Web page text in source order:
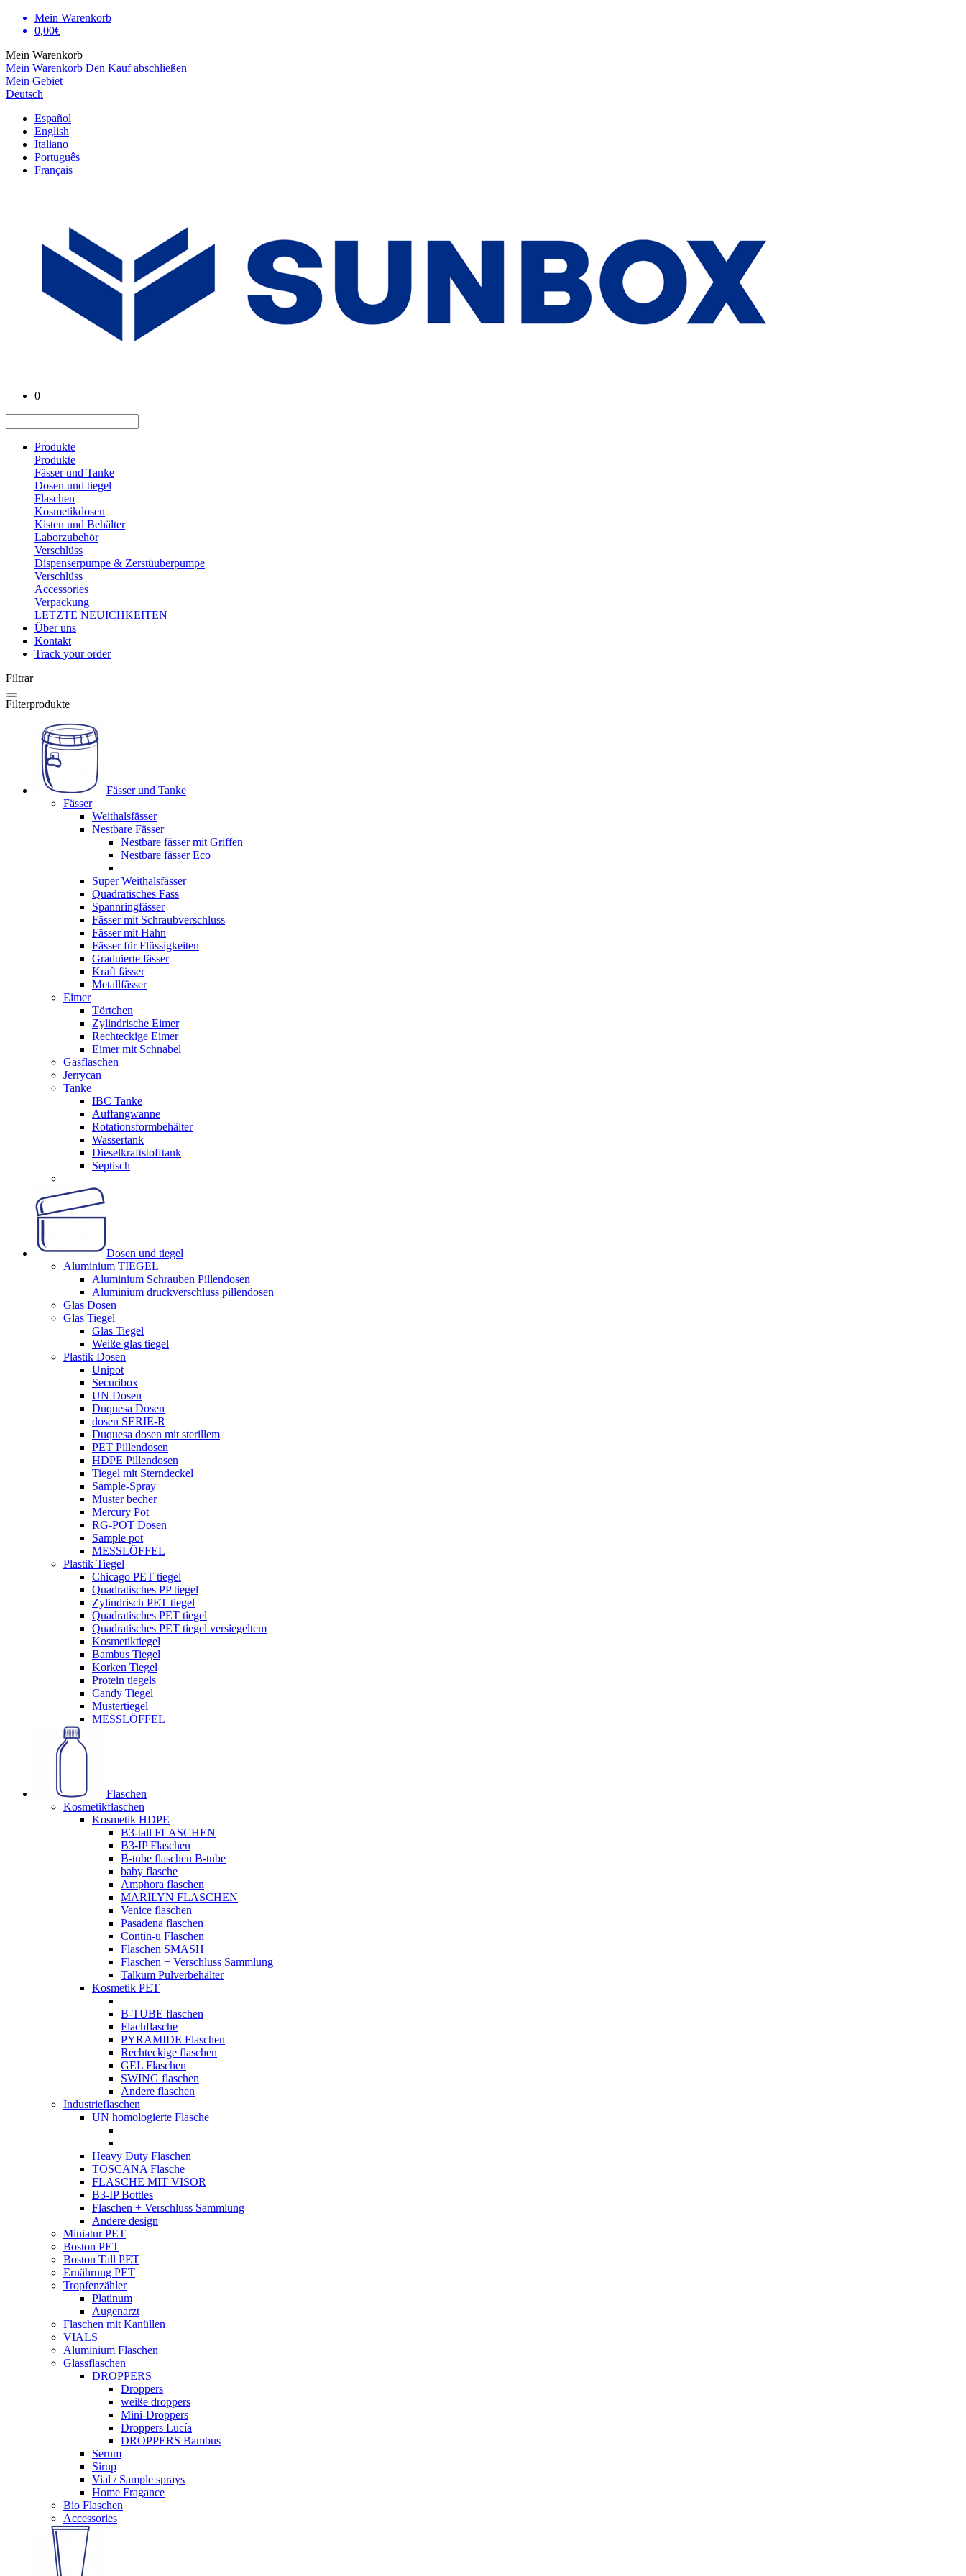
Mein Warenkorb
0,00€
Mein Warenkorb
Mein Warenkorb Den Kauf abschließen
Mein Gebiet
Deutsch
Español
English
Italiano
Português
Français
0
Produkte
Produkte
Fässer und Tanke
Dosen und tiegel
Flaschen
Kosmetikdosen
Kisten und Behälter
Laborzubehör
Verschlüss
Dispenserpumpe & Zerstüuberpumpe
Verschlüss
Accessories
Verpackung
LETZTE NEUICHKEITEN
Über uns
Kontakt
Track your order
Filtrar
Filterprodukte
Fässer und Tanke
Fässer
Weithalsfässer
Nestbare Fässer
Nestbare fässer mit Griffen
Nestbare fässer Eco
Super Weithalsfässer
Quadratisches Fass
Spannringfässer
Fässer mit Schraubverschluss
Fässer mit Hahn
Fässer für Flüssigkeiten
Graduierte fässer
Kraft fässer
Metallfässer
Eimer
Törtchen
Zylindrische Eimer
Rechteckige Eimer
Eimer mit Schnabel
Gasflaschen
Jerrycan
Tanke
IBC Tanke
Auffangwanne
Rotationsformbehälter
Wassertank
Dieselkraftstofftank
Septisch
Dosen und tiegel
Aluminium TIEGEL
Aluminium Schrauben Pillendosen
Aluminium druckverschluss pillendosen
Glas Dosen
Glas Tiegel
Glas Tiegel
Weiße glas tiegel
Plastik Dosen
Unipot
Securibox
UN Dosen
Duquesa Dosen
dosen SERIE-R
Duquesa dosen mit sterillem
PET Pillendosen
HDPE Pillendosen
Tiegel mit Sterndeckel
Sample-Spray
Muster becher
Mercury Pot
RG-POT Dosen
Sample pot
MESSLÖFFEL
Plastik Tiegel
Chicago PET tiegel
Quadratisches PP tiegel
Zylindrisch PET tiegel
Quadratisches PET tiegel
Quadratisches PET tiegel versiegeltem
Kosmetiktiegel
Bambus Tiegel
Korken Tiegel
Protein tiegels
Candy Tiegel
Mustertiegel
MESSLÖFFEL
Flaschen
Kosmetikflaschen
Kosmetik HDPE
B3-tall FLASCHEN
B3-IP Flaschen
B-tube flaschen B-tube
baby flasche
Amphora flaschen
MARILYN FLASCHEN
Venice flaschen
Pasadena flaschen
Contin-u Flaschen
Flaschen SMASH
Flaschen + Verschluss Sammlung
Talkum Pulverbehälter
Kosmetik PET
B-TUBE flaschen
Flachflasche
PYRAMIDE Flaschen
Rechteckige flaschen
GEL Flaschen
SWING flaschen
Andere flaschen
Industrieflaschen
UN homologierte Flasche
Heavy Duty Flaschen
TOSCANA Flasche
FLASCHE MIT VISOR
B3-IP Bottles
Flaschen + Verschluss Sammlung
Andere design
Miniatur PET
Boston PET
Boston Tall PET
Ernährung PET
Tropfenzähler
Platinum
Augenarzt
Flaschen mit Kanüllen
VIALS
Aluminium Flaschen
Glassflaschen
DROPPERS
Droppers
weiße droppers
Mini-Droppers
Droppers Lucía
DROPPERS Bambus
Serum
Sirup
Vial / Sample sprays
Home Fragance
Bio Flaschen
Accessories